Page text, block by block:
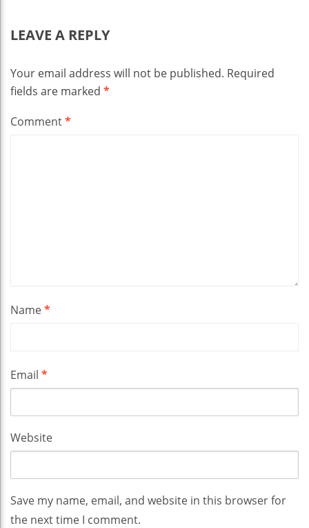
LEAVE A REPLY
Your email address will not be published. Required
fields are marked *
Comment*
Name*
Email *
Website
Save my name, email, and website in this browser for
the next time I comment.